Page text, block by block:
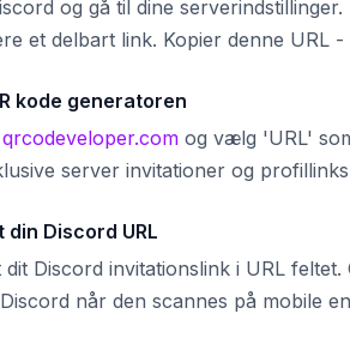
og gå til dine
et delbart link. Kopier denne URL
kode generatoren
qrcodeveloper.com og vælg 'URL'
server invitationer og
Discord URL
dit Discord invitationslink i URL
når den scannes på mobile